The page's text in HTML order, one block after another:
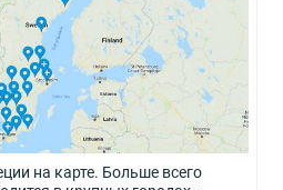
на карте. Больше всего